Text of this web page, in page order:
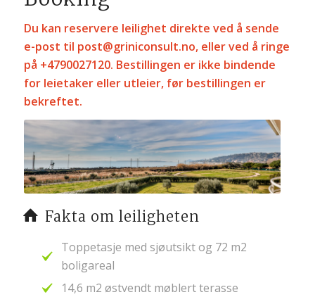
Du kan reservere leilighet direkte ved å sende
e-post til post@griniconsult.no, eller ved å ringe
på +4790027120. Bestillingen er ikke bindende
for leietaker eller utleier, før bestillingen er
bekreftet.
Fakta om leiligheten
Toppetasje med sjøutsikt og 72 m2
boligareal
14,6 m2 østvendt møblert terasse